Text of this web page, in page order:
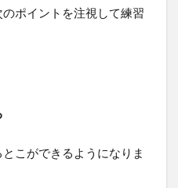
ポイントを注視して練習
こができるようになりま